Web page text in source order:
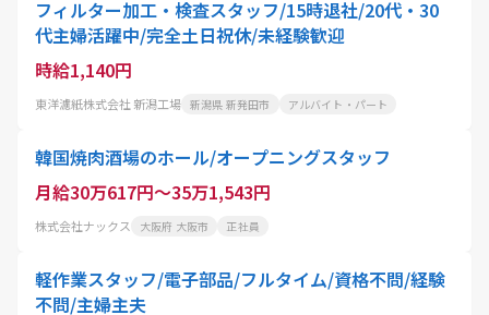
フィルター加工・検査スタッフ/15時退社/20代・30
代主婦活躍中/完全土日祝休/未経験歓迎
時給1,140円
東洋濾紙株式会社 新潟工場 新潟県 新発田市 アルバイト・パート
韓国焼肉酒場のホール/オープニングスタッフ
月給30万617円～35万1,543円
株式会社ナックス 大阪府 大阪市 正社員
軽作業スタッフ/電子部品/フルタイム/資格不問/経験
不問/主婦主夫